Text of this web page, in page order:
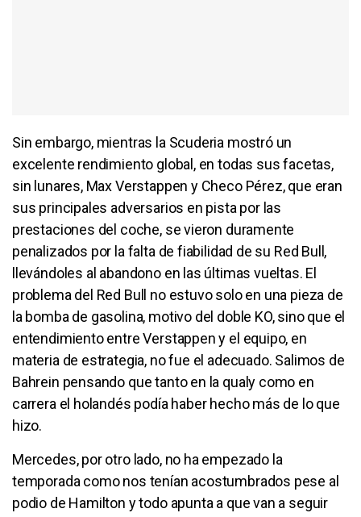
Sin embargo, mientras la Scuderia mostró un
excelente rendimiento global, en todas sus facetas,
sin lunares, Max Verstappen y Checo Pérez, que eran
sus principales adversarios en pista por las
prestaciones del coche, se vieron duramente
penalizados por la falta de fiabilidad de su Red Bull,
llevándoles al abandono en las últimas vueltas. El
problema del Red Bull no estuvo solo en una pieza de
la bomba de gasolina, motivo del doble KO, sino que el
entendimiento entre Verstappen y el equipo, en
materia de estrategia, no fue el adecuado. Salimos de
Bahrein pensando que tanto en la qualy como en
carrera el holandés podía haber hecho más de lo que
hizo.
Mercedes, por otro lado, no ha empezado la
temporada como nos tenían acostumbrados pese al
podio de Hamilton y todo apunta a que van a seguir